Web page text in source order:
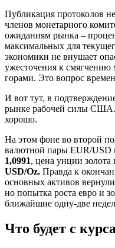
Публикация протоколов
членов монетарного
ожиданиям рынка –
максимальных для
экономики не внушает
ужесточения к
горами. Это вопрос
И вот тут, в
рынке рабочей силы США.
хорошо.
На этом фоне во второй
валютной пары EUR/USD
1,0991, цена унции золота
USD/Oz. Правда к
основных активов
но попытка роста евро и
ближайшие одну-две
Что будет с